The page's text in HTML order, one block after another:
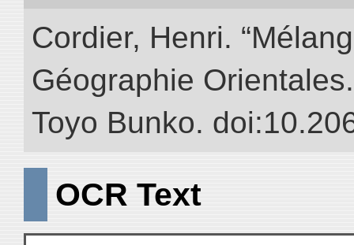
Cordier, Henri.
Géographie
Toyo Bunko.
OCR Text